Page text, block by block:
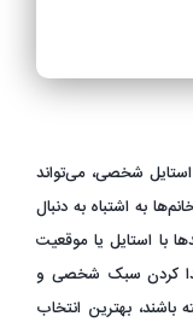
شخصی، می‌تواند
به اشتباه به دنبال
با استایل یا موقعیت
کردن سبک شخصی و
بهترین انتخاب